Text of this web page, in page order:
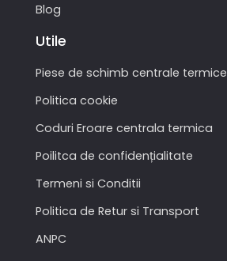
Blog
Utile
Piese de schimb centrale termice
Politica cookie
Coduri Eroare centrala termica
Poilitca de confidențialitate
Termeni si Conditii
Politica de Retur si Transport
ANPC